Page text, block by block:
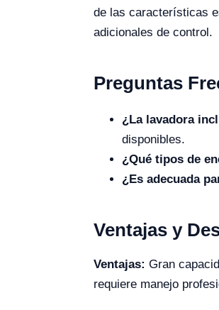
de las características
adicionales de control.
Preguntas
¿La lavadora
disponibles.
¿Qué tipos de
¿Es adecuada
Ventajas y
Ventajas: Gran
requiere manejo